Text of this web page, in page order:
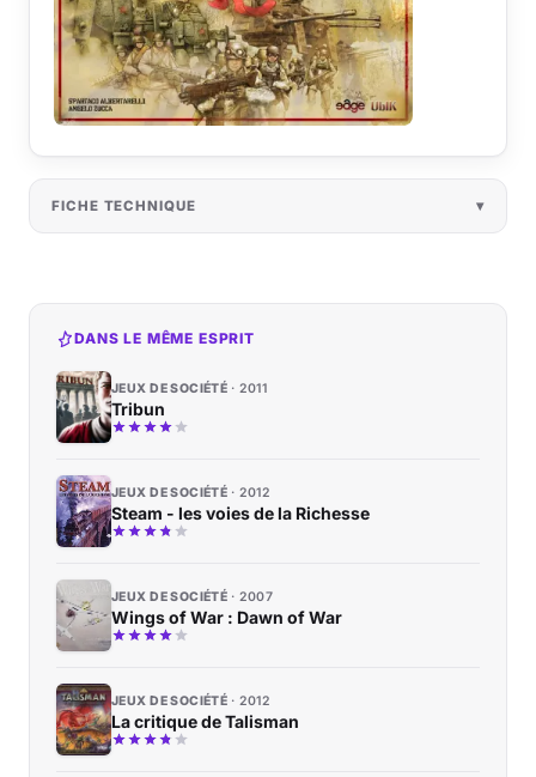
FICHE TECHNIQUE
DANS LE MÊME ESPRIT
JEUX DE SOCIÉTÉ 2011
Tribun
JEUX DE SOCIÉTÉ 2012
Steam - les voies de la Richesse
JEUX DE SOCIÉTÉ 2007
Wings of War : Dawn of War
JEUX DE SOCIÉTÉ 2012
La critique de Talisman